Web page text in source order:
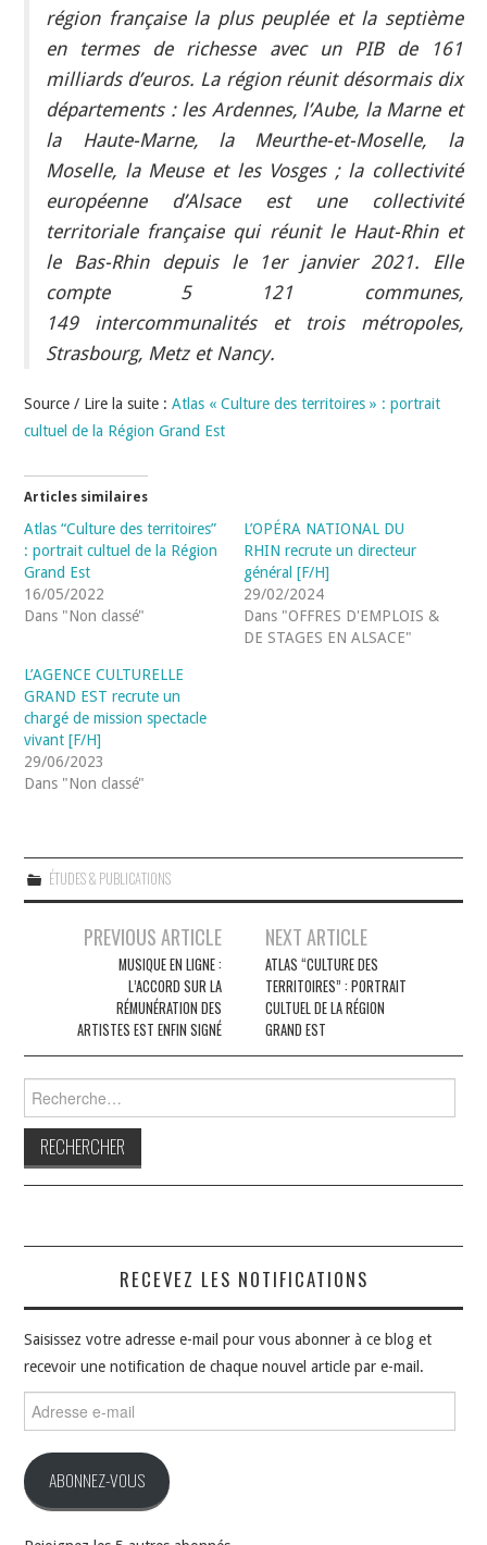
région française la plus peuplée et la septième
en termes de richesse avec un PIB de 161
milliards d’euros. La région réunit désormais dix
départements : les Ardennes, l’Aube, la Marne et
la Haute-Marne, la Meurthe-et-Moselle, la
Moselle, la Meuse et les Vosges ; la collectivité
européenne d’Alsace est une collectivité
territoriale française qui réunit le Haut-Rhin et
le Bas-Rhin depuis le 1er janvier 2021. Elle
compte 5 121 communes,
149 intercommunalités et trois métropoles,
Strasbourg, Metz et Nancy.
Source / Lire la suite :Atlas « Culture des territoires » : portrait
cultuel de la Région Grand Est
Articles similaires
Atlas “Culture des territoires”
: portrait cultuel de la Région
Grand Est
16/05/2022
Dans "Non classé"
L’OPÉRA NATIONAL DU
RHIN recrute un directeur
général [F/H]
29/02/2024
Dans "OFFRES D'EMPLOIS &
DE STAGES EN ALSACE"
L’AGENCE CULTURELLE
GRAND EST recrute un
chargé de mission spectacle
vivant [F/H]
29/06/2023
Dans "Non classé"
ÉTUDES & PUBLICATIONS
NavigationPREVIOUS ARTICLE
MUSIQUE EN LIGNE :
L’ACCORD SUR LA
RÉMUNÉRATION DES
ARTISTES EST ENFIN SIGNÉ
NEXT ARTICLE
ATLAS “CULTURE DES
TERRITOIRES” : PORTRAIT
CULTUEL DE LA RÉGION
GRAND EST
RECEVEZ LES NOTIFICATIONS
Saisissez votre adresse e-mail pour vous abonner à ce blog et
recevoir une notification de chaque nouvel article par e-mail.
e-
ABONNEZ-VOUS